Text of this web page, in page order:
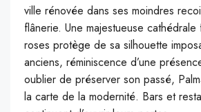
ville rénovée dans ses moindres
flânerie. Une majestueuse
roses protège de sa silhouette
anciens, réminiscence d’une
oublier de préserver son passé,
la carte de la modernité. Bars et